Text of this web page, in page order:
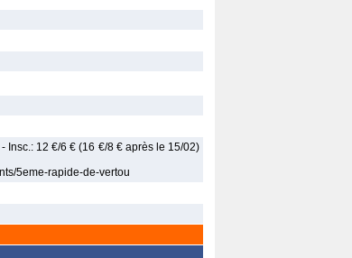
Insc.: 12 €/6 € (16 €/8 € après le 15/02)
5eme-rapide-de-vertou